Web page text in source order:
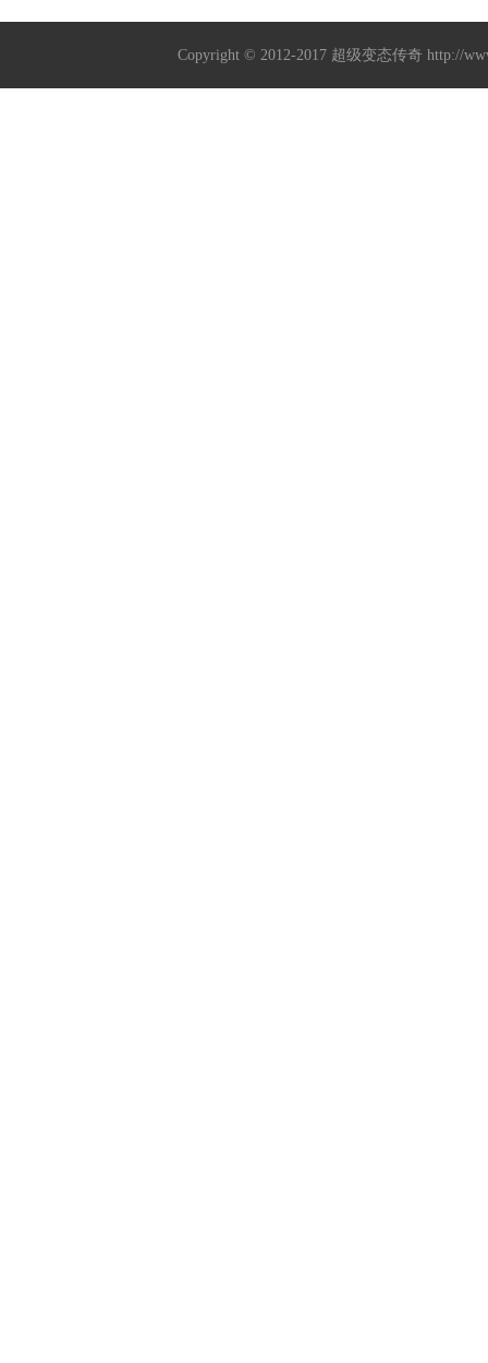
Copyright © 2012-2017 超级变态传奇 http://